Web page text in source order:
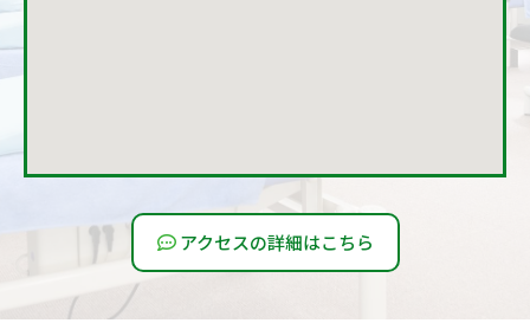
アクセスの詳細はこちら